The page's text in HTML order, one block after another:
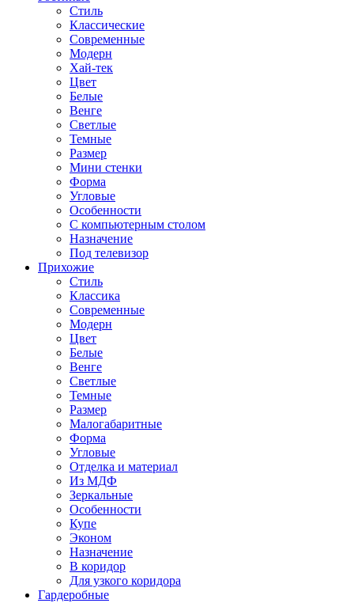
Стиль
Классические
Современные
Модерн
Хай-тек
Цвет
Белые
Венге
Светлые
Темные
Размер
Мини стенки
Форма
Угловые
Особенности
С компьютерным столом
Назначение
Под телевизор
Прихожие
Стиль
Классика
Современные
Модерн
Цвет
Белые
Венге
Светлые
Темные
Размер
Малогабаритные
Форма
Угловые
Отделка и материал
Из МДФ
Зеркальные
Особенности
Купе
Эконом
Назначение
В коридор
Для узкого коридора
Гардеробные